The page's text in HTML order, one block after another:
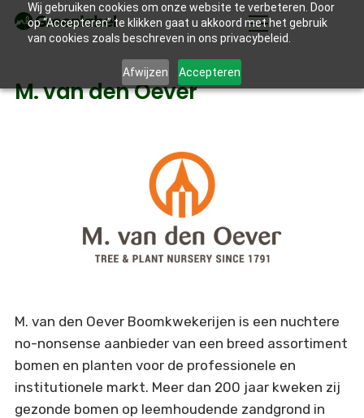
Wij gebruiken cookies om onze website te verbeteren. Door
op “Accepteren” te klikken gaat u akkoord met het gebruik
van cookies zoals beschreven in ons privacybeleid.
Afwijzen Accepteren
M. van den Oever
M. van den Oever Boomkwekerijen is een nuchtere
no-nonsense aanbieder van een breed assortiment
bomen en planten voor de professionele en
institutionele markt. Meer dan 200 jaar kweken zij
gezonde bomen op leemhoudende zandgrond in